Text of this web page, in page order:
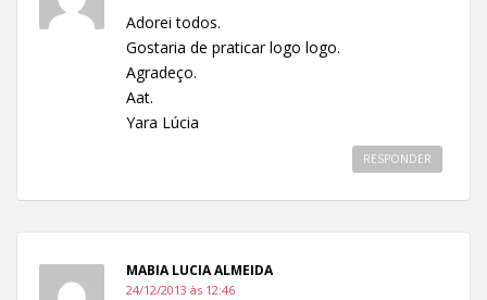
Adorei todos.
Gostaria de praticar logo logo.
Agradeço.
Aat.
Yara Lúcia
RESPONDER
MABIA LUCIA ALMEIDA
24/12/2013 às 12:46